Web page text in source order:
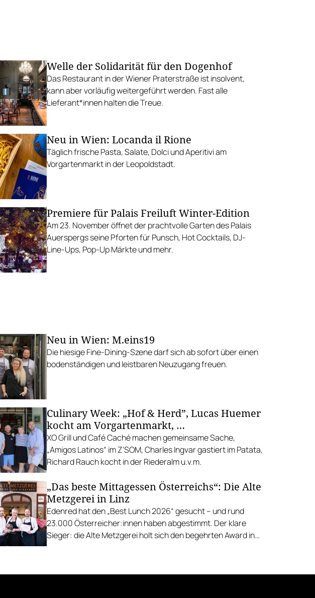
Welle der Solidarität für den Dogenhof
Das Restaurant in der Wiener Praterstraße ist insolvent,
kann aber vorläufig weitergeführt werden. Fast alle
Lieferant*innen halten die Treue.
Neu in Wien: Locanda il Rione
Täglich frische Pasta, Salate, Dolci und Aperitivi am
Vorgartenmarkt in der Leopoldstadt.
Premiere für Palais Freiluft Winter-Edition
Am 23. November öffnet der prachtvolle Garten des Palais
Auerspergs seine Pforten für Punsch, Hot Cocktails, DJ-
Line-Ups, Pop-Up Märkte und mehr.
Neu in Wien: M.eins19
Die hiesige Fine-Dining-Szene darf sich ab sofort über einen
bodenständigen und leistbaren Neuzugang freuen.
Culinary Week: „Hof & Herd”, Lucas Huemer
kocht am Vorgartenmarkt, …
XO Grill und Café Caché machen gemeinsame Sache,
„Amigos Latinos“ im Z'SOM, Charles Ingvar gastiert im Patata,
Richard Rauch kocht in der Riederalm u.v.m.
„Das beste Mittagessen Österreichs“: Die Alte
Metzgerei in Linz
Edenred hat den „Best Lunch 2026“ gesucht – und rund
23.000 Österreicher:innen haben abgestimmt. Der klare
Sieger: die Alte Metzgerei holt sich den begehrten Award in